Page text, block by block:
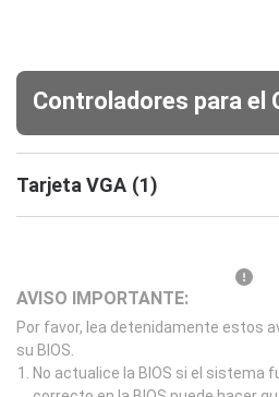
Controladores para el
Tarjeta VGA (1)
AVISO IMPORTANTE:
Por favor, lea detenidamente estos
su BIOS.
No actualice la BIOS si el sistema